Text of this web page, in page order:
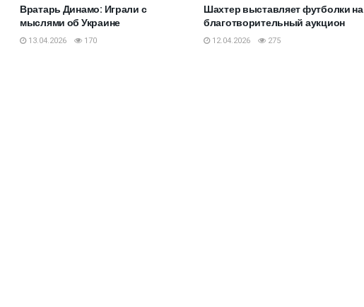
Вратарь Динамо: Играли с
мыслями об Украине
13.04.2026 170
Шахтер выставляет футболки на
благотворительный аукцион
12.04.2026 275